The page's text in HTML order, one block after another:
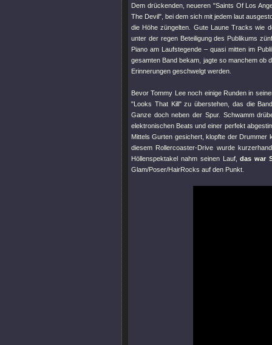
Dem drückenden, neueren "Saints Of Los
The Devil" , bei dem sich mit jedem laut
die Höhe züngelten. Gute Laune Tracks wie
unter der regen Beteiligung des Publikums
Piano am Laufstegende – quasi mitten im
gesamten Band bekam, jagte so manchem ob
Erinnerungen geschwelgt werden.
Bevor Tommy Lee noch einige Runden in
"Looks That Kill"zu überstehen, das die
Ganze doch neben der Spur. Schwamm
elektronischen Beats und einer perfekt
Mittels Gurten gesichert, klopfte der Drummer
diesem Rollercoaster-Drive wurde
Höllenspektakel nahm seinen Lauf,das war
Glam/Poser/HairRocks auf den Punkt.